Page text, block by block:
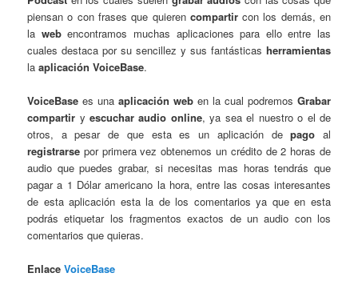
piensan o con frases que quieren compartircon los demás, en
la webencontramos muchas aplicaciones para ello entre las
cuales destaca por su sencillez y sus fantásticas herramientas
laaplicación VoiceBase.
VoiceBasees unaaplicación weben la cual podremos Grabar
compartir y escuchar audio online, ya sea el nuestro o el de
otros, a pesar de que esta es un aplicación depago al
registrarse por primera vez obtenemos un crédito de 2 horas de
audio que puedes grabar, si necesitas mas horas tendrás que
pagar a 1 Dólar americano la hora, entre las cosas interesantes
de esta aplicación esta la de los comentarios ya que en esta
podrás etiquetar los fragmentos exactos de un audio con los
comentarios que quieras.
EnlaceVoiceBase